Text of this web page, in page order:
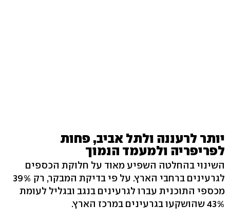
יותר לרעננה ולתל אביב, פחות
לפריפריה ולמעמד הנמוך
השינוי בהחלטה השפיע מאוד על חלוקת הכספים
לגרעינים ברחבי הארץ. על פי בדיקת המבקר, רק 39%
מכספי התוכנית עברו לגרעינים בנגב ובגליל לעומת
43% שהושקעו בגרעינים במרכז הארץ.